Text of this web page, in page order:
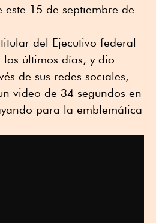
15 de septiembre de
del Ejecutivo federal
últimos días, y dio
de sus redes sociales,
video de 34 segundos en
para la emblemática